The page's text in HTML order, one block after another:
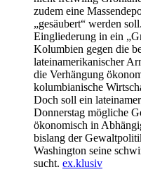
zudem eine
„gesäubert“ werden
Eingliederung in ein
Kolumbien gegen die
lateinamerikanischer
die Verhängung
kolumbianische
Doch soll ein
Donnerstag mögliche
ökonomisch in
bislang der
Washington seine
sucht. ex.klusiv